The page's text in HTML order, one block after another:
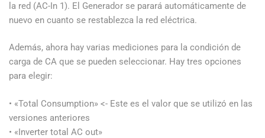
la red (AC-In 1). El Generador se parará automáticamente de
nuevo en cuanto se restablezca la red eléctrica.
Además, ahora hay varias mediciones para la condición de
carga de CA que se pueden seleccionar. Hay tres opciones
para elegir:
• «Total Consumption» <- Este es el valor que se utilizó en las
versiones anteriores
• «Inverter total AC out»